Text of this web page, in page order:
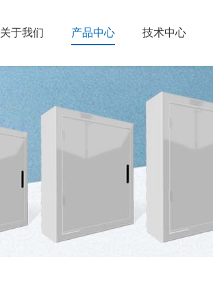
关于我们 产品中心 技术中心